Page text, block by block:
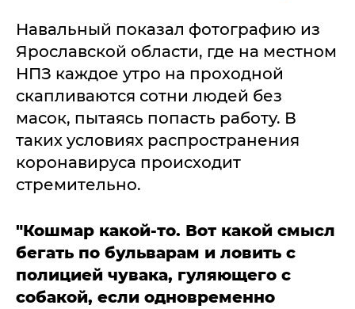
Навальный показал фотографию из
Ярославской области, где на местном
НПЗ каждое утро на проходной
скапливаются сотни людей без
масок, пытаясь попасть работу. В
таких условиях распространения
коронавируса происходит
стремительно.
"Кошмар какой-то. Вот какой смысл
бегать по бульварам и ловить с
полицией чувака, гуляющего с
собакой, если одновременно